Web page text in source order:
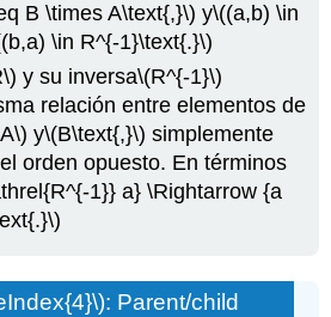
B \times A\text{,}\) y\((a,b) \in
\in R^{-1}\text{.}\)
y su inversa\(R^{-1}\)
relación entre elementos de
y\(B\text{,}\) simplemente
orden opuesto. En términos
1}} a} \Rightarrow {a
: Parent/child